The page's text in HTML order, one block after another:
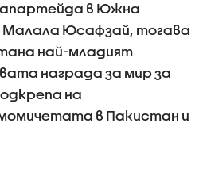
в Южна
Малала Юсафзай, тогава
най-младият
награда за мир за
на
в Пакистан и